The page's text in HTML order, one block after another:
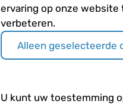
ervaring op onze website
verbeteren.
Alleen geselecteerde
U kunt uw toestemming